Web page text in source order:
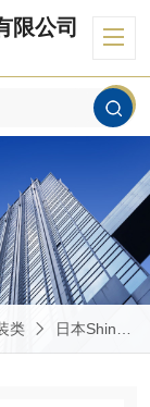
限公司
类 日本Shin-Etsu 信越